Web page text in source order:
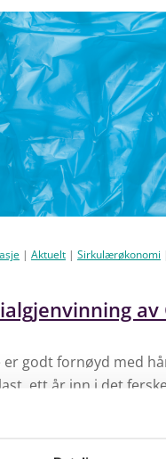
| Aktuelt | Sirkulærøkonomi
av
er godt fornøyd med
ett år inn i det
Norsirk.